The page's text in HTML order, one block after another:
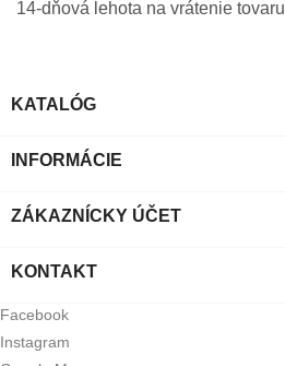
14-dňová lehota na vrátenie tovaru
KATALÓG
INFORMÁCIE
ZÁKAZNÍCKY ÚČET
KONTAKT
Facebook
Instagram